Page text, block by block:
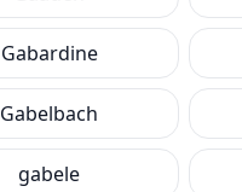
Gabardine
Gabelbach
gabele